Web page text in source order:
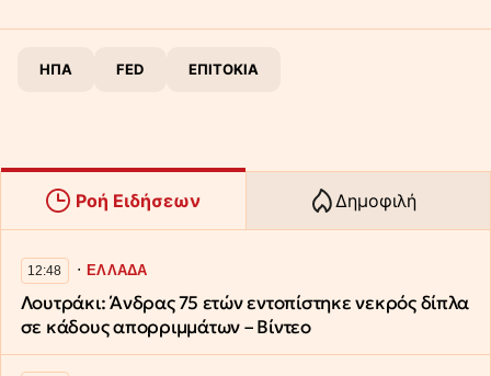
ΗΠΑ FED ΕΠΙΤΟΚΙΑ
Ροή Ειδήσεων Δημοφιλή
12:48 ∙ΕΛΛΑΔΑ
Λουτράκι: Άνδρας 75 ετών εντοπίστηκε νεκρός δίπλα
σε κάδους απορριμμάτων – Βίντεο